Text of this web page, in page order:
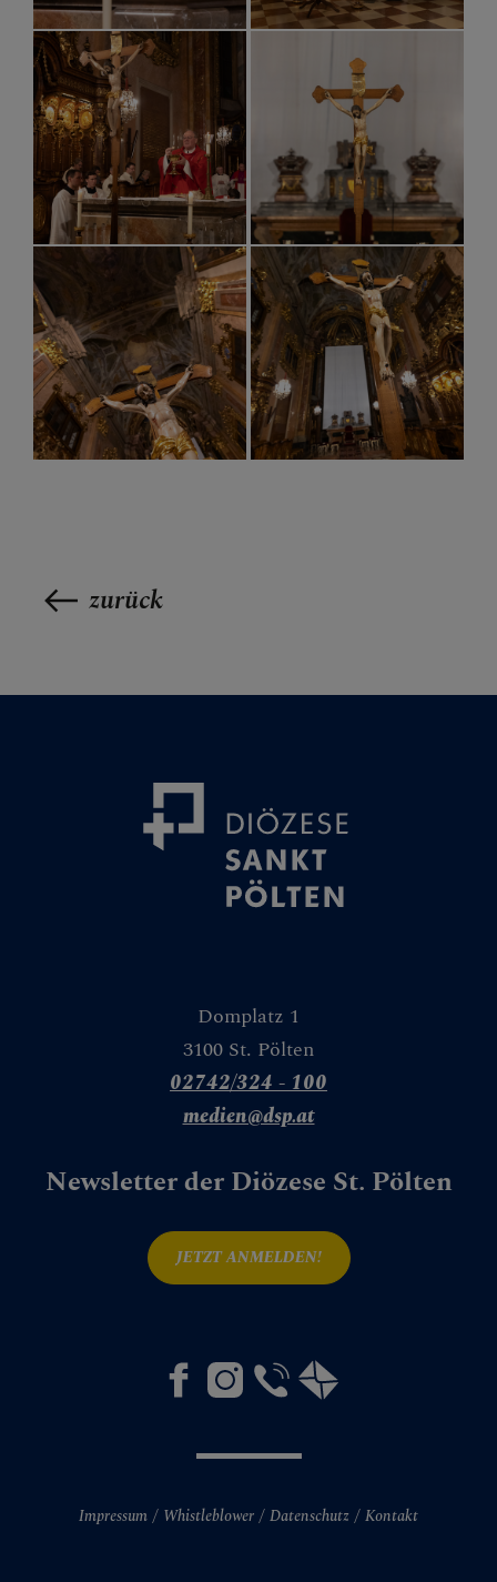
zurück
Domplatz 1
3100 St. Pölten
02742/324 - 100
medien@dsp.at
Newsletter der Diözese St. Pölten
JETZT ANMELDEN!
Impressum Whistleblower Datenschutz Kontakt